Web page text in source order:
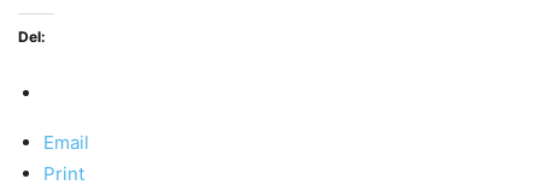
Del:
Email
Print